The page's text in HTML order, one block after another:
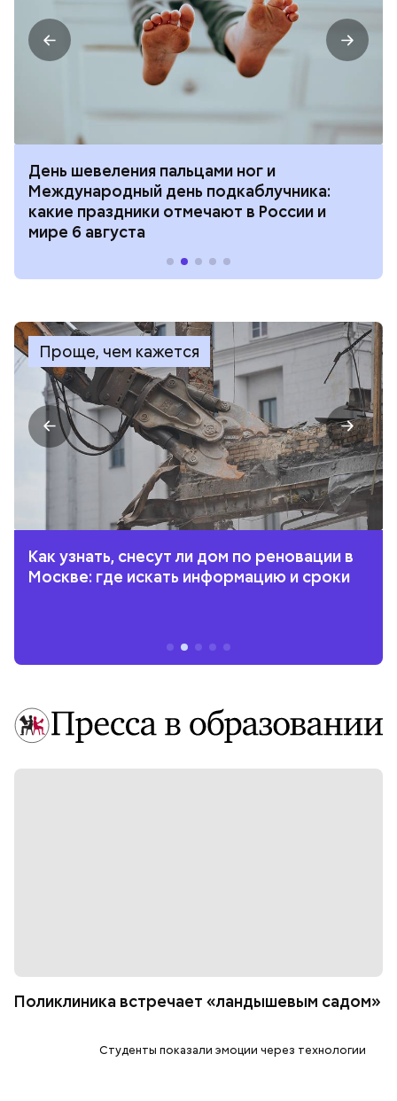
День шевеления пальцами ног и
Международный день подкаблучника:
какие праздники отмечают в России и
мире 6 августа
Проще, чем кажется
Как узнать, снесут ли дом по реновации в
Москве: где искать информацию и сроки
Поликлиника встречает «ландышевым садом»
Студенты показали эмоции через технологии